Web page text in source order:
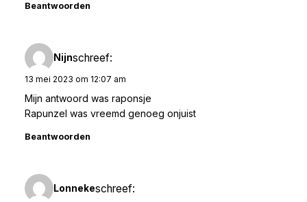
Beantwoorden
Nijnschreef:
13 mei 2023 om 12:07 am
Mijn antwoord was raponsje
Rapunzel was vreemd genoeg onjuist
Beantwoorden
Lonnekeschreef: